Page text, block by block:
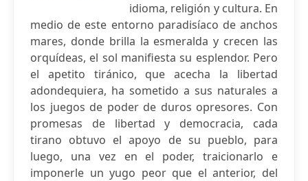
idioma, religión y cultura. En
medio de este entorno paradisíaco de anchos
mares, donde brilla la esmeralda y crecen las
orquídeas, el sol manifiesta su esplendor. Pero
el apetito tiránico, que acecha la libertad
adondequiera, ha sometido a sus naturales a
los juegos de poder de duros opresores. Con
promesas de libertad y democracia, cada
tirano obtuvo el apoyo de su pueblo, para
luego, una vez en el poder, traicionarlo e
imponerle un yugo peor que el anterior, del